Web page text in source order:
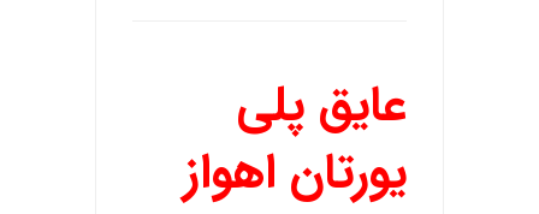
عایق پلی
یورتان اهواز